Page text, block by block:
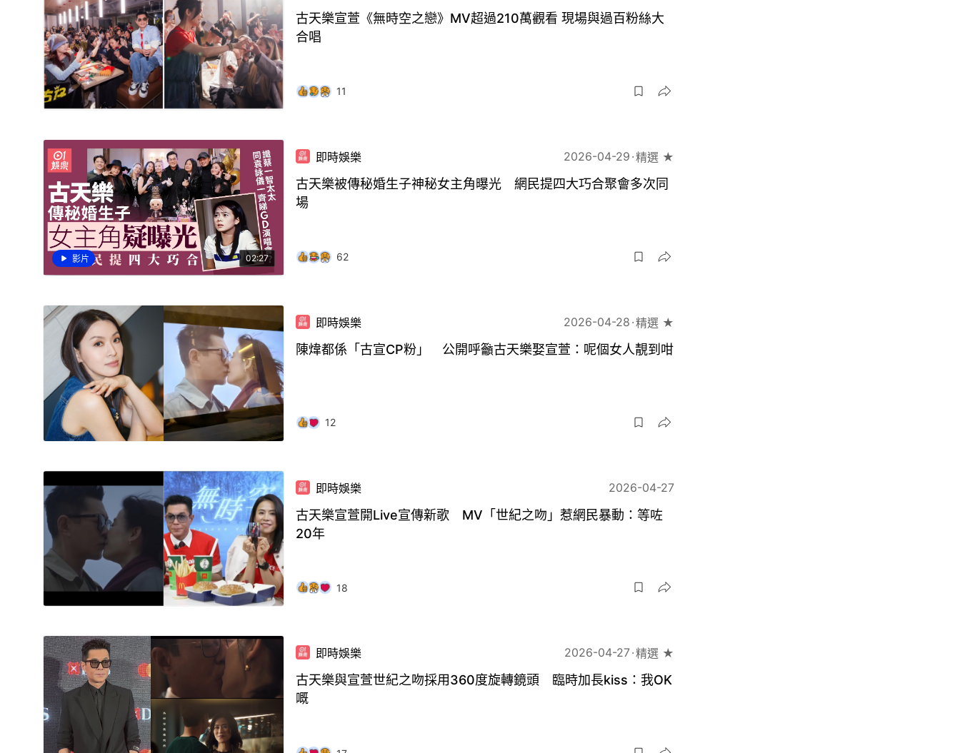
古天樂宣萱《無時空之戀》MV超過210萬觀看 現場與過百粉絲大
合唱
11
影片 02:27
即時娛樂 2026-04-29 精選 ★
古天樂被傳秘婚生子神秘女主角曝光 網民提四大巧合聚會多次同
場
62
即時娛樂 2026-04-28 精選 ★
陳煒都係「古宣CP粉」 公開呼籲古天樂娶宣萱：呢個女人靚到咁
12
即時娛樂 2026-04-27
古天樂宣萱開Live宣傳新歌 MV「世紀之吻」惹網民暴動：等咗
20年
18
即時娛樂 2026-04-27 精選 ★
古天樂與宣萱世紀之吻採用360度旋轉鏡頭 臨時加長kiss：我OK
嘅